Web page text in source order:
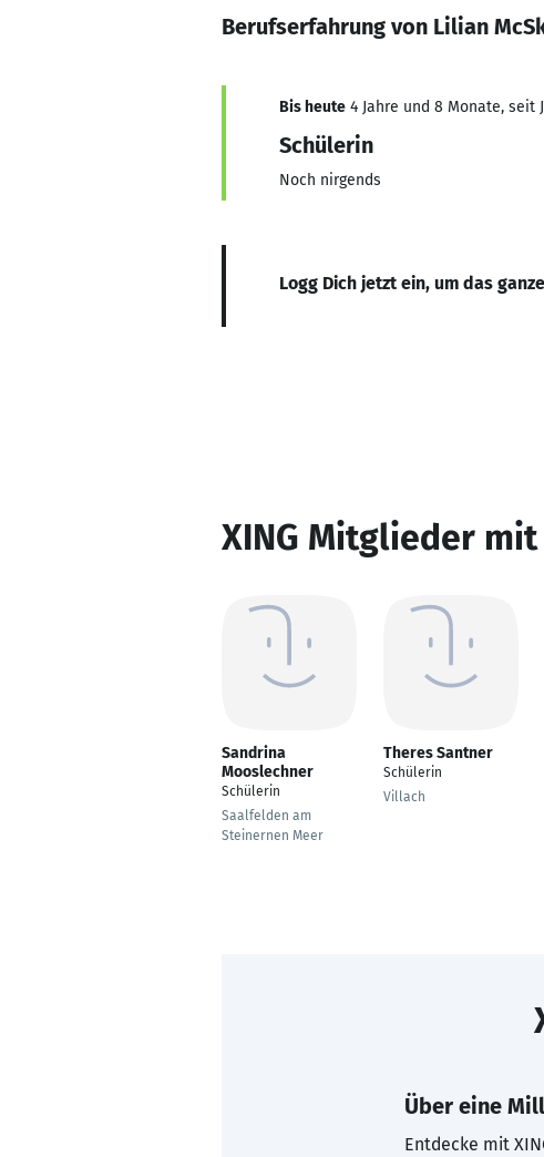
Berufserfahrung von Lilian
Bis heute 4 Jahre und 8 Monate, seit
Schülerin
Noch nirgends
Logg Dich jetzt ein, um das
XING Mitglieder
Sandrina
Mooslechner
Schülerin
Saalfelden am
Steinernen Meer
Theres Santner
Schülerin
Villach
Über eine
Entdecke mit